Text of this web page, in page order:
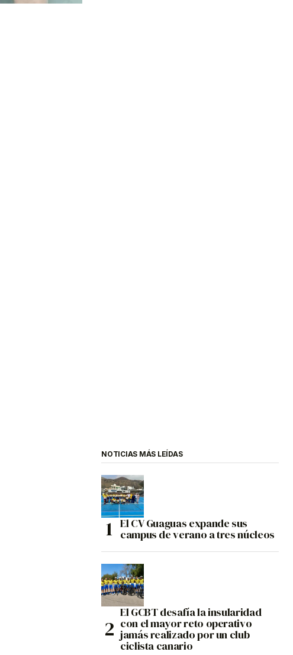
NOTICIAS MÁS LEÍDAS
El CV Guaguas expande sus
campus de verano a tres núcleos
El GCBT desafía la insularidad
con el mayor reto operativo
jamás realizado por un club
ciclista canario